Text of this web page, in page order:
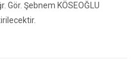
Gör. Şebnem KÖSEOĞLU